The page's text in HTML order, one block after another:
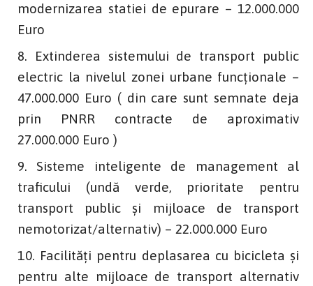
modernizarea statiei de epurare – 12.000.000
Euro
Extinderea sistemului de transport public
electric la nivelul zonei urbane funcționale –
47.000.000 Euro ( din care sunt semnate deja
prin PNRR contracte de aproximativ
27.000.000 Euro )
Sisteme inteligente de management al
traficului (undă verde, prioritate pentru
transport public și mijloace de transport
nemotorizat/alternativ) – 22.000.000 Euro
Facilități pentru deplasarea cu bicicleta și
pentru alte mijloace de transport alternativ